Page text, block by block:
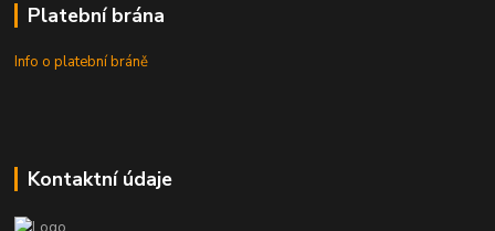
Platební brána
Info o platební bráně
Kontaktní údaje